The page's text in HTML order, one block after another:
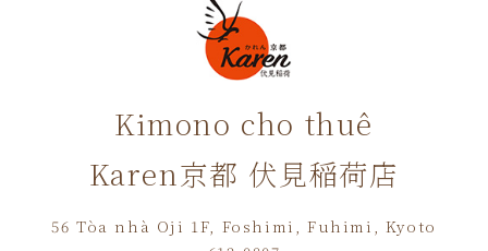
Kimono cho thuê
Karen京都 伏見稲荷店
56 Tòa nhà Oji 1F, Foshimi, Fuhimi, Kyoto